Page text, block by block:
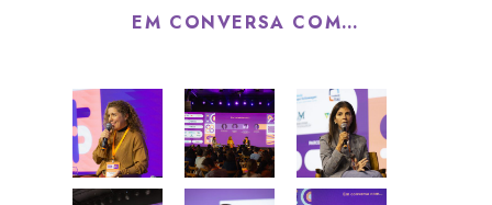
EM CONVERSA COM…